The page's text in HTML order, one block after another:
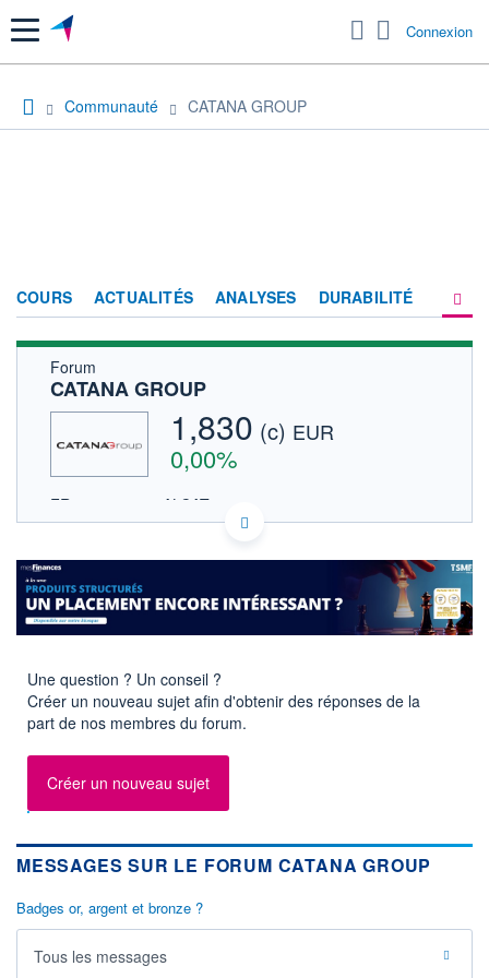
Menu Connexion
Communauté CATANA GROUP
COURS ACTUALITÉS ANALYSES DURABILITÉ
FORUM
ACTIONNAIRES
Forum
CATANA GROUP
1,830 (c) EUR
0,00%
FR0010193052 ALCAT
EURONEXT PARIS DONNÉES TEMPS RÉEL
Cotation sur les autres places
1,86
SECTEUR
Produits de loisirs
OUVERTURE
1,830
CLÔTURE VEILLE
1,830
1,850
30 207
Une question ? Un conseil ?
Créer un nouveau sujet afin d'obtenir des réponses de la
part de nos membres du forum.
Créer un nouveau sujet
MESSAGES SUR LE FORUM CATANA GROUP
Badges or, argent et bronze ?
Tous les messages